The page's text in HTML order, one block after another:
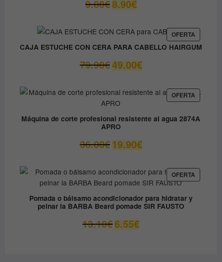
9.80€
precio
era:
9.80€.
8.90€
precio
es:
8.90€.
OFERTA
EN
OFERTA
CAJA ESTUCHE CON CERA PARA CABELLO HAIRGUM
79.90€ El
precio
era:
79.90€.
49.00€El
precio
es:
OFERTA
EN
Máquina de corte profesional resistente al agua 2874A
APRO
36.00€ El
precio
era:
36.00€.
19.90€El
precio
es:
19.90€.
OFERTA
EN
Pomada o bálsamo acondicionador para hidratar y
peinar la BARBA Beard pomade SIR FAUSTO
13.10€El
precio
6.55€El
precio